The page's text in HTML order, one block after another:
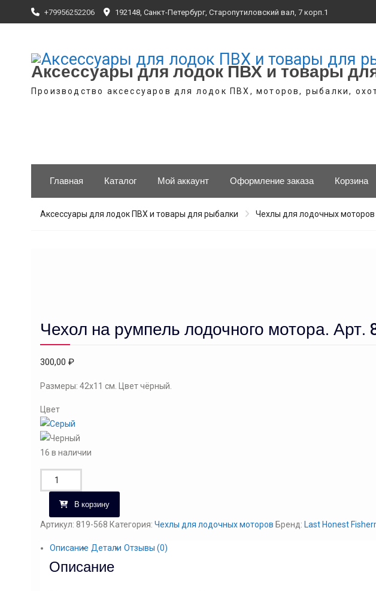
+79956252206 192148, Санкт-Петербург, Старопутиловский вал, 7 корп.1
Аксессуары для лодок ПВХ и товары
Производство аксессуаров для лодок ПВХ, моторов, рыбалки,
Главная Каталог Мой аккаунт Оформление заказа Корзина
Аксессуары для лодок ПВХ и товары для рыбалки Чехлы для лодочных моторов
Чехол на румпель лодочного мотора. Арт.
300,00 ₽
Размеры: 42х11 см. Цвет чёрный.
Цвет
16 в наличии
Количество
товара
Чехол
лодочного
мотора.
В корзину
Артикул: 819-568 Категория: Чехлы для лодочных моторов Бренд: Last Honest
Описание Детали Отзывы (0)
Описание